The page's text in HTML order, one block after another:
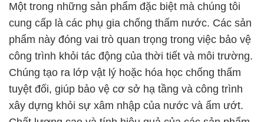
Một trong những sản phẩm đặc biệt mà chúng tôi
cung cấp là các phụ gia chống thấm nước. Các sản
phẩm này đóng vai trò quan trọng trong việc bảo vệ
công trình khỏi tác động của thời tiết và môi trường.
Chúng tạo ra lớp vật lý hoặc hóa học chống thấm
tuyệt đối, giúp bảo vệ cơ sở hạ tầng và công trình
xây dựng khỏi sự xâm nhập của nước và ẩm ướt.